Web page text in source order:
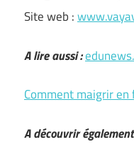
Site web :
A lire aussi :
Comment maigrir
A découvrir